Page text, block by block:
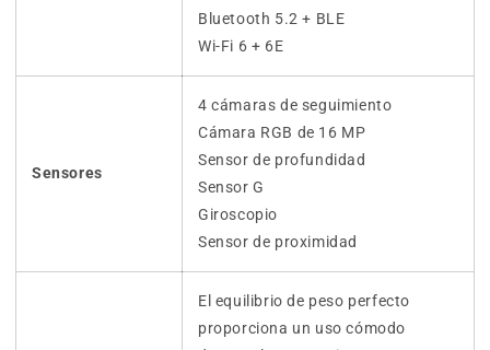
Bluetooth 5.2 + BLE
Wi-Fi 6 + 6E
Sensores
4 cámaras de seguimiento
Cámara RGB de 16 MP
Sensor de profundidad
Sensor G
Giroscopio
Sensor de proximidad
El equilibrio de peso perfecto
proporciona un uso cómodo